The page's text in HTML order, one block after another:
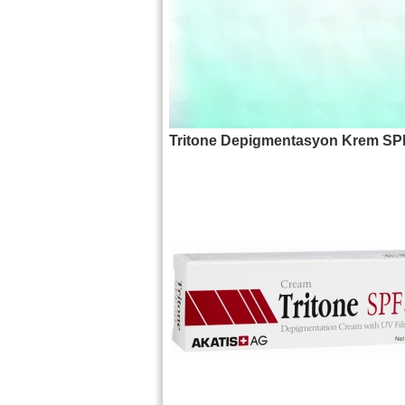
Tritone Depigmentasyon Krem